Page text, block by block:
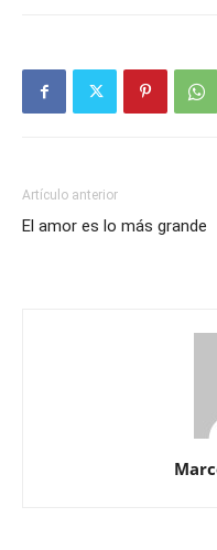
Artículo anterior
El amor es lo más grande